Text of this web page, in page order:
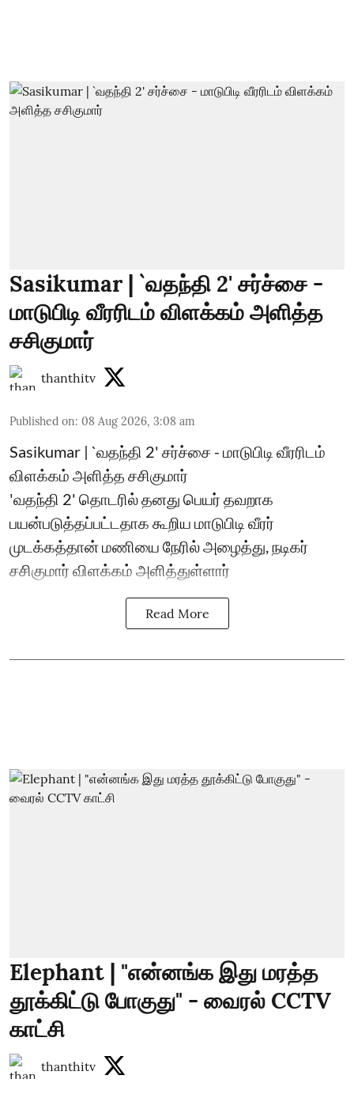
Sasikumar | `வதந்தி 2' சர்ச்சை -
மாடுபிடி வீரரிடம் விளக்கம் அளித்த
சசிகுமார்
thanthitv
Published on: 08 Aug 2026, 3:08 am
Sasikumar | `வதந்தி 2' சர்ச்சை - மாடுபிடி வீரரிடம்
விளக்கம் அளித்த சசிகுமார்
'வதந்தி 2' தொடரில் தனது பெயர் தவறாக
பயன்படுத்தப்பட்டதாக கூறிய மாடுபிடி வீரர்
முடக்கத்தான் மணியை நேரில் அழைத்து, நடிகர்
சசிகுமார் விளக்கம் அளித்துள்ளார்
Read More
Elephant | "என்னங்க இது மரத்த
தூக்கிட்டு போகுது" - வைரல் CCTV
காட்சி
thanthitv